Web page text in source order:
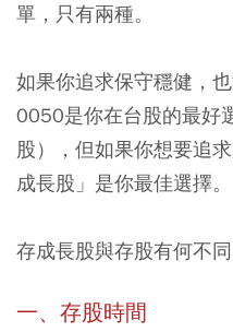
單，只有兩種。
如果你追求保守穩健，
0050是你在台股的最好
股），但如果你想要追
成長股」是你最佳選擇。
存成長股與存股有何不
一、存股時間